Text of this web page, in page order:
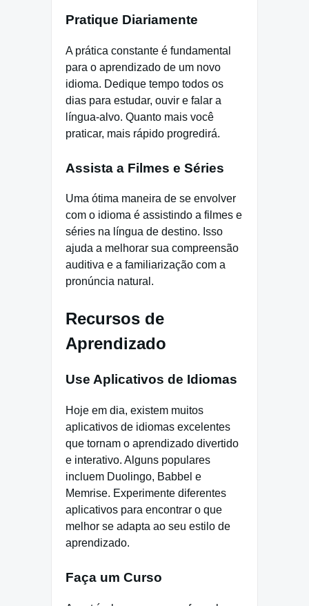
Pratique Diariamente
A prática constante é fundamental
para o aprendizado de um novo
idioma. Dedique tempo todos os
dias para estudar, ouvir e falar a
língua-alvo. Quanto mais você
praticar, mais rápido progredirá.
Assista a Filmes e Séries
Uma ótima maneira de se envolver
com o idioma é assistindo a filmes e
séries na língua de destino. Isso
ajuda a melhorar sua compreensão
auditiva e a familiarização com a
pronúncia natural.
Recursos de
Aprendizado
Use Aplicativos de Idiomas
Hoje em dia, existem muitos
aplicativos de idiomas excelentes
que tornam o aprendizado divertido
e interativo. Alguns populares
incluem Duolingo, Babbel e
Memrise. Experimente diferentes
aplicativos para encontrar o que
melhor se adapta ao seu estilo de
aprendizado.
Faça um Curso